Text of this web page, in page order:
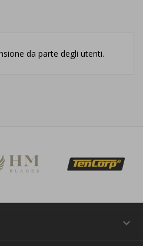
da parte degli utenti.
